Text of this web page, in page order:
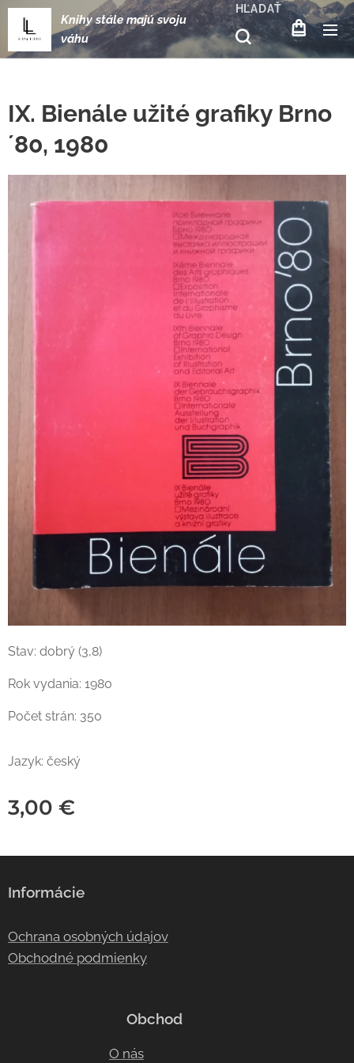
Knihy stále majú svoju
váhu
HĽADAŤ
IX. Bienále užité grafiky Brno
´80, 1980
Stav: dobrý (3,8)
Rok vydania: 1980
Počet strán: 350
Jazyk: český
3,00 €
Informácie
Ochrana osobných údajov
Obchodné podmienky
Obchod
O nás